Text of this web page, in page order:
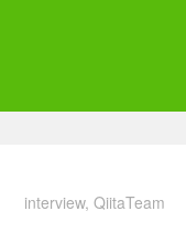
interview QiitaTeam